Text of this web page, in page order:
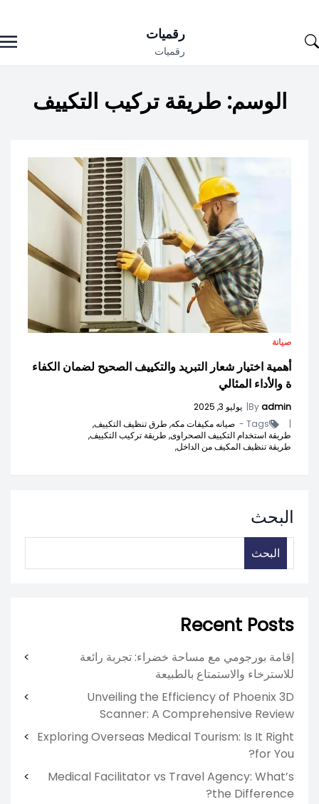
to
رقميات
رقميات
الوسم: طريقة تركيب التكييف
صيانة
أهمية اختيار شعار التبريد والتكييف الصحيح لضمان الكفاء
ة والأداء المثالي
Byadmin
| يوليو 3, 2025
|
Tags - صيانه مكيفات مكه, طرق تنظيف التكييف,
طريقة استخدام التكييف الصحراوى, طريقة تركيب التكييف,
طريقة تنظيف المكيف من الداخل,
البحث
البحث
Recent Posts
إقامة بورجومي مع مساحة خضراء: تجربة رائعة
للاسترخاء والاستمتاع بالطبيعة
Unveiling the Efficiency of Phoenix 3D
Scanner: A Comprehensive Review
Exploring Overseas Medical Tourism: Is It Right
for You?
Medical Facilitator vs Travel Agency: What’s
the Difference?